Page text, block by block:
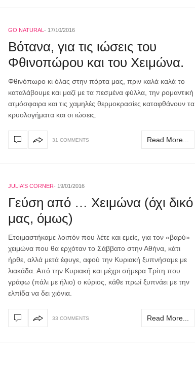
GO NATURAL 17/10/2016
Bότανα, για τις ιώσεις του
Φθινοπώρου και του Χειμώνα.
Φθινόπωρο κι όλας στην πόρτα μας, πριν καλά καλά το
καταλάβουμε και μαζί με τα πεσμένα φύλλα, την ρομαντική
ατμόσφαιρα και τις χαμηλές θερμοκρασίες καταφθάνουν τα
κρυολογήματα και οι ιώσεις.
31 COMMENTS Read More...
JULIA'S CORNER 19/01/2016
Γεύση από … Χειμώνα (όχι δικό
μας, όμως)
Ετοιμαστήκαμε λοιπόν που λέτε και εμείς, για τον «βαρύ»
χειμώνα που θα ερχόταν το Σάββατο στην Αθήνα, κάτι
ήρθε, αλλά μετά έφυγε, αφού την Κυριακή ξυπνήσαμε με
λιακάδα. Από την Κυριακή και μέχρι σήμερα Τρίτη που
γράφω (πάλι με ήλιο) ο κύριος, κάθε πρωί ξυπνάει με την
ελπίδα να δει χιόνια.
33 COMMENTS Read More...